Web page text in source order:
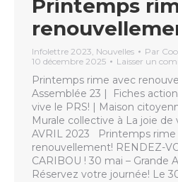
Printemps
Infolettre 2023, Nouvelles Par
10 décembre 2025
Laisser un
Printemps rime avec
Assemblée 23 | Fiches
vive le PRS! | Maison
Murale collective à La joie de
AVRIL 2023 Printemps rime
renouvellement! RENDEZ-
CARIBOU ! 30 mai – Grande
Réservez votre journée! Le